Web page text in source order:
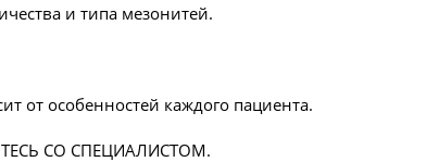
и типа мезонитей.
от особенностей каждого пациента.
СО СПЕЦИАЛИСТОМ.